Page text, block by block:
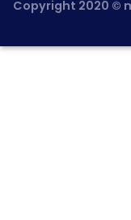
Copyright 2020 ©